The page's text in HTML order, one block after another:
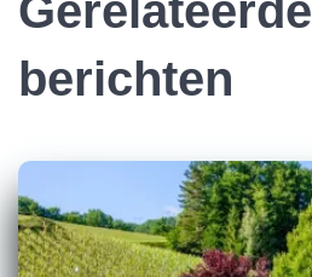
Gerelateerde
berichten